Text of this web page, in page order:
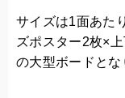
サイズは1面あた
ズポスター2枚×
の大型ボードとな